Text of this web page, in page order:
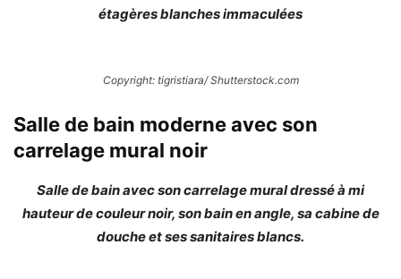
étagères blanches immaculées
Copyright: tigristiara/ Shutterstock.com
Salle de bain moderne avec son
carrelage mural noir
Salle de bain avec son carrelage mural dressé à mi
hauteur de couleur noir, son bain en angle, sa cabine de
douche et ses sanitaires blancs.